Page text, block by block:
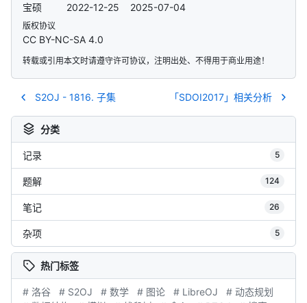
宝硕 2022-12-25 2025-07-04
版权协议
CC BY-NC-SA 4.0
转载或引用本文时请遵守许可协议，注明出处、不得用于商业用途！
S2OJ - 1816. 子集 「SDOI2017」相关分析
分类
记录 5
题解 124
笔记 26
杂项 5
热门标签
# 洛谷 # S2OJ # 数学 # 图论 # LibreOJ
# 动态规划